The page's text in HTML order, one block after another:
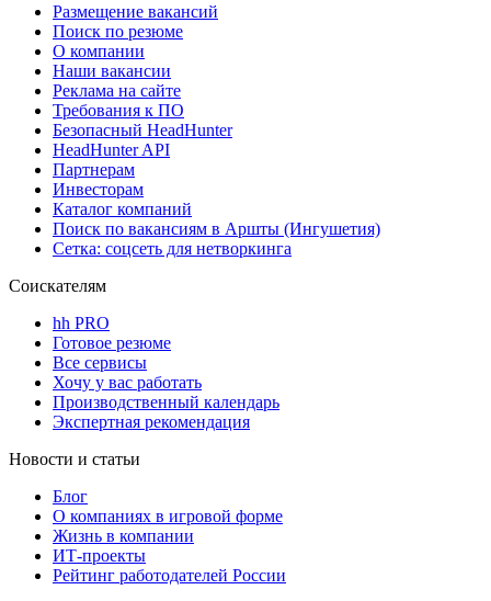
Размещение вакансий
Поиск по резюме
О компании
Наши вакансии
Реклама на сайте
Требования к ПО
Безопасный HeadHunter
HeadHunter API
Партнерам
Инвесторам
Каталог компаний
Поиск по вакансиям в Аршты (Ингушетия)
Сетка: соцсеть для нетворкинга
Соискателям
hh PRO
Готовое резюме
Все сервисы
Хочу у вас работать
Производственный календарь
Экспертная рекомендация
Новости и статьи
Блог
О компаниях в игровой форме
Жизнь в компании
ИТ-проекты
Рейтинг работодателей России